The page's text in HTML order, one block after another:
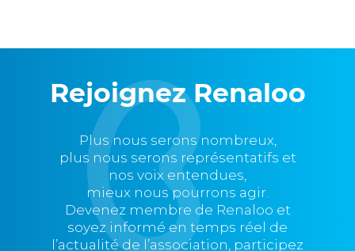
Rejoignez Renaloo
Plus nous serons nombreux,
plus nous serons représentatifs et
nos voix entendues,
mieux nous pourrons agir.
Devenez membre de Renaloo et
soyez informé en temps réel de
l’actualité de l’association, participez